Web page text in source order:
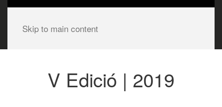
Skip to main content
V Edició | 2019